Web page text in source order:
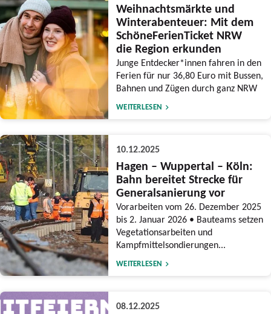
Weihnachtsmärkte und
Winterabenteuer: Mit dem
SchöneFerienTicket NRW
die Region erkunden
Junge Entdecker*innen fahren in den
Ferien für nur 36,80 Euro mit Bussen,
Bahnen und Zügen durch ganz NRW
WEITERLESEN
10.12.2025
Hagen – Wuppertal – Köln:
Bahn bereitet Strecke für
Generalsanierung vor
Vorarbeiten vom 26. Dezember 2025
bis 2. Januar 2026 • Bauteams setzen
Vegetationsarbeiten und
Kampfmittelsondierungen...
WEITERLESEN
08.12.2025